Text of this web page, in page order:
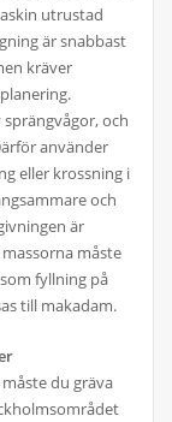
utrustad
är snabbast
kräver
och
använder
eller krossning i
och
är
måste
fyllning på
till makadam.
du gräva